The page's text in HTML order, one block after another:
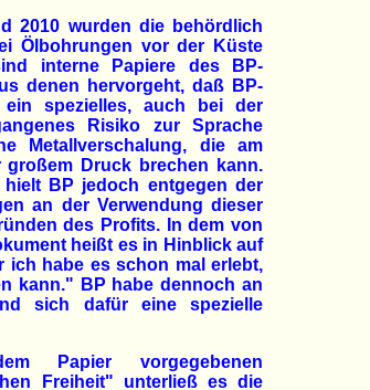
2010 wurden die behördlich
Ölbohrungen vor der Küste
interne Papiere des BP-
denen hervorgeht, daß BP-
spezielles, auch bei der
Risiko zur Sprache
Metallverschalung, die am
Druck brechen kann.
hielt BP jedoch entgegen der
an der Verwendung dieser
des Profits. In dem von
heißt es in Hinblick auf
ich habe es schon mal erlebt,
kann." BP habe dennoch an
sich dafür eine spezielle
Papier vorgegebenen
Freiheit" unterließ es die